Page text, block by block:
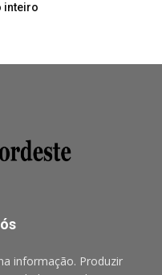
inteiro
informação. Produzir